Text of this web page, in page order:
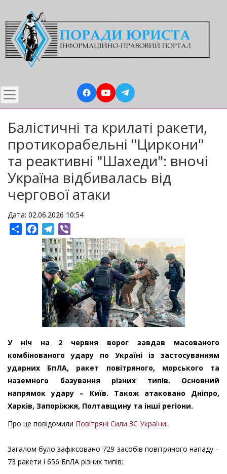
до
основного
вмісту
Балістичні та крилаті ракети,
протикорабельні "Циркони"
та реактивні "Шахеди": вночі
Україна відбивалась від
чергової атаки
Дата: 02.06.2026 10:54
ShareFacebookTelegram
У ніч на 2 червня ворог завдав масованого
комбінованого удару по Україні із застосуванням
ударних БпЛА, ракет повітряного, морського та
наземного базування різних типів. Основний
напрямок удару – Київ. Також атаковано Дніпро,
Харків, Запоріжжя, Полтавщину та інші регіони.
Про це повідомили Повітряні Сили ЗС України.
Загалом було зафіксовано 729 засобів повітряного нападу –
73 ракети і 656 БпЛА різних типів: